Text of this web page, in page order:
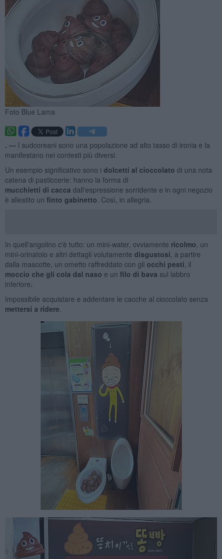
Foto Blue Lama
. — I sudcoreani sono una popolazione ad alto tasso di ironia e la
manifestano nei contesti più diversi.
Un esempio significativo sono i dolcetti al cioccolato di una nota
catena di pasticcerie: hanno la forma di
mucchietti di cacca dall'espressione sorridente e in ogni negozio
è allestito un finto gabinetto . Così, in allegria.
In quell'angolino c'è tutto: un mini-water, ovviamente ricolmo , un
mini-orinatoio e altri dettagli volutamente disgustosi , a partire
dalla mascotte, un ometto raffreddato con gli occhi pesti , il
moccio che gli cola dal naso e un filo di bava sul labbro
inferiore.
Impossibile acquistare e addentare le cacche al cioccolato senza
mettersi a ridere